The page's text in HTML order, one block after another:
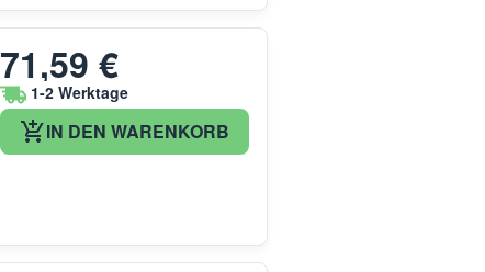
71,59 €
1-2 Werktage
IN DEN WARENKORB